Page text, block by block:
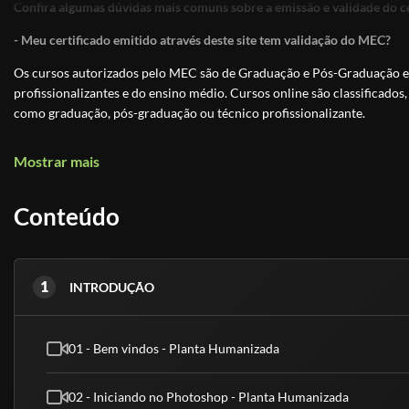
Confira algumas dúvidas mais comuns sobre a emissão e validade do
- Meu certificado emitido através deste site tem validação do MEC?
Os cursos autorizados pelo MEC são de Graduação e Pós-
profissionalizantes e do ensino médio. Cursos online são
como graduação, pós-graduação ou técnico profissionalizante.
uma modalidade de educação não-formal com duração variável, a
Educação é um direito de todos e é um incentivo a sociedade
técnico, graduação ou pós-graduação.
- Meu certificado é aceito pelo CREA, CRC e CRM?
superior.
(Fontes: Secretaria de Educação de São Paulo e ABED)
Mostrar mais
Conteúdo
1 INTRODUÇÃO
01 - Bem vindos - Planta Humanizada
02 - Iniciando no Photoshop - Planta Humanizada